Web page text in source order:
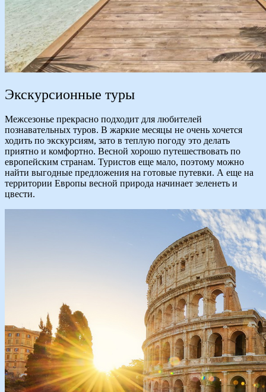
Экскурсионные туры
Межсезонье прекрасно подходит для любителей
познавательных туров. В жаркие месяцы не очень хочется
ходить по экскурсиям, зато в теплую погоду это делать
приятно и комфортно. Весной хорошо путешествовать по
европейским странам. Туристов еще мало, поэтому можно
найти выгодные предложения на готовые путевки. А еще на
территории Европы весной природа начинает зеленеть и
цвести.